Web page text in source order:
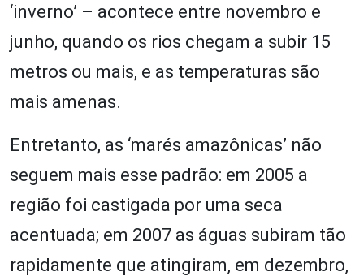
‘inverno’ – acontece entre novembro e
junho, quando os rios chegam a subir 15
metros ou mais, e as temperaturas são
mais amenas.
Entretanto, as ‘marés amazônicas’ não
seguem mais esse padrão: em 2005 a
região foi castigada por uma seca
acentuada; em 2007 as águas subiram tão
rapidamente que atingiram, em dezembro,